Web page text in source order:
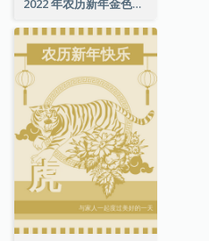
2022 年农历新年金色贺卡